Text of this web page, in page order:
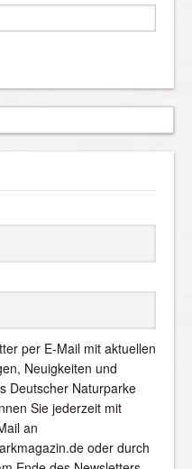
per E-Mail mit aktuellen
Neuigkeiten und
Deutscher Naturparke
Sie jederzeit mit
an
oder durch